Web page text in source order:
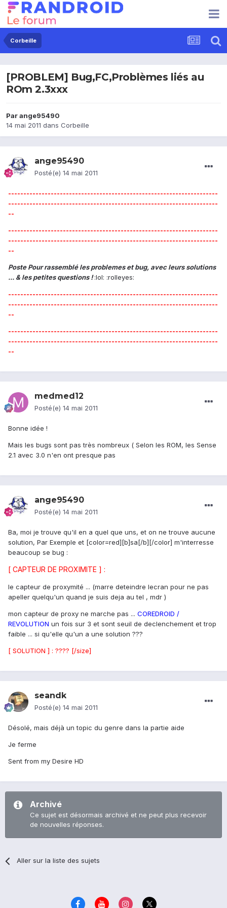
Corbeille
[PROBLEM] Bug,FC,Problèmes liés au
ROm 2.3xxx
Parange95490
14 mai 2011 dans Corbeille
ange95490
Posté(e) 14 mai 2011
---------------------------------------------------------------------
---------------------------------------------------------------------
--
---------------------------------------------------------------------
---------------------------------------------------------------------
--
Poste Pour rassemblé les problemes et bug, avec leurs solutions
... & les petites questions !:lol: :rolleyes:
---------------------------------------------------------------------
---------------------------------------------------------------------
--
---------------------------------------------------------------------
---------------------------------------------------------------------
--
medmed12
Posté(e) 14 mai 2011
Bonne idée !
Mais les bugs sont pas très nombreux ( Selon les ROM, les Sense
2.1 avec 3.0 n'en ont presque pas
ange95490
Posté(e) 14 mai 2011
Ba, moi je trouve qu'il en a quel que uns, et on ne trouve aucune
solution, Par Exemple et [color=red][b]sa[/b][/color] m'interresse
beaucoup se bug :
[ CAPTEUR DE PROXIMITE ] :
le capteur de proxymité ... (marre deteindre lecran pour ne pas
apeller quelqu'un quand je suis deja au tel , mdr )
mon capteur de proxy ne marche pas ... COREDROID /
REVOLUTION un fois sur 3 et sont seuil de declenchement et trop
faible ... si qu'elle qu'un a une solution ???
[ SOLUTION ] : ???? [/size]
seandk
Posté(e) 14 mai 2011
Désolé, mais déjà un topic du genre dans la partie aide
Je ferme
Sent from my Desire HD
Archivé
Ce sujet est désormais archivé et ne peut plus recevoir
de nouvelles réponses.
Aller sur la liste des sujets